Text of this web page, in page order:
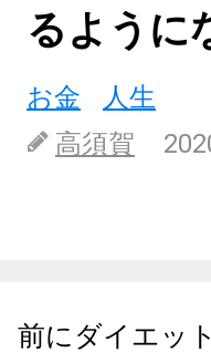
るように
お金
人生
高須賀
前にダイエッ